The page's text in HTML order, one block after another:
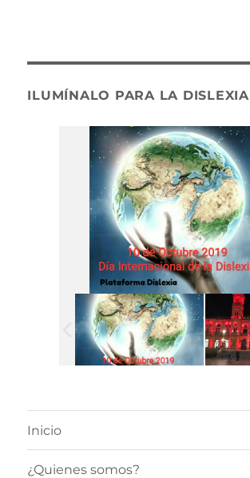
ILUMÍNALO PARA LA DISLEXIA
Inicio
¿Quienes somos?